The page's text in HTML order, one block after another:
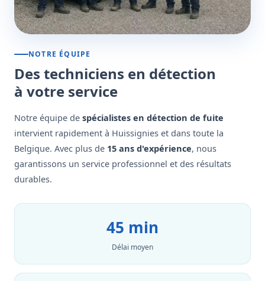
NOTRE ÉQUIPE
Des techniciens en détection
à votre service
Notre équipe de spécialistes en détection de fuite
intervient rapidement à Huissignies et dans toute la
Belgique. Avec plus de 15 ans d'expérience, nous
garantissons un service professionnel et des résultats
durables.
45 min
Délai moyen